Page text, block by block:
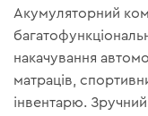
Акумуляторний
накачування
матраців,
інвентарю. Зручний